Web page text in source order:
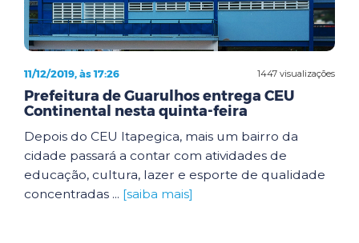
1447 visualizações
11/12/2019, às 17:26
Prefeitura de Guarulhos entrega CEU
Continental nesta quinta-feira
Depois do CEU Itapegica, mais um bairro da
cidade passará a contar com atividades de
educação, cultura, lazer e esporte de qualidade
concentradas ... [saiba mais]